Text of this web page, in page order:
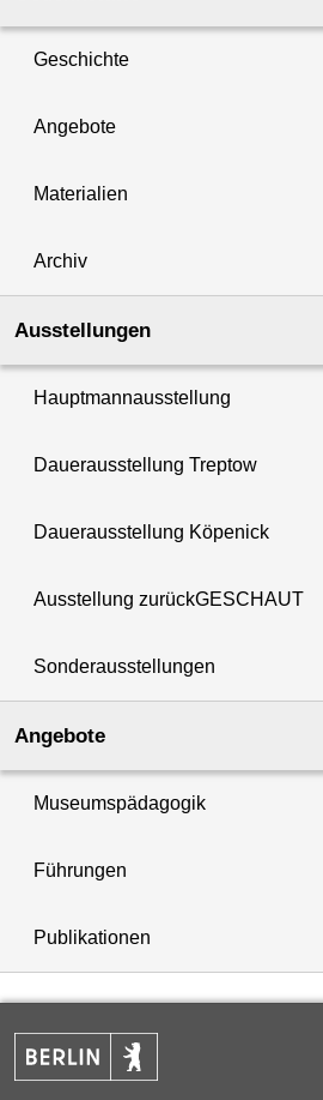
Geschichte
Angebote
Materialien
Archiv
Ausstellungen
Hauptmannausstellung
Dauerausstellung Treptow
Dauerausstellung Köpenick
Ausstellung zurückGESCHAUT
Sonderausstellungen
Angebote
Museumspädagogik
Führungen
Publikationen